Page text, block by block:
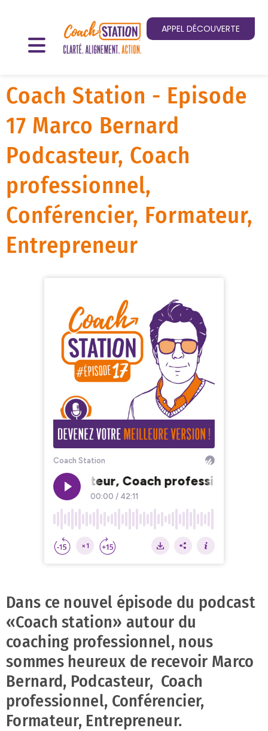
APPEL DÉCOUVERTE
Coach Station - Episode
17 Marco Bernard
Podcasteur, Coach
professionnel,
Conférencier, Formateur,
Entrepreneur
Dans ce nouvel épisode du podcast
«Coach station» autour du
coaching professionnel, nous
sommes heureux de recevoir Marco
Bernard, Podcasteur, Coach
professionnel, Conférencier,
Formateur, Entrepreneur.